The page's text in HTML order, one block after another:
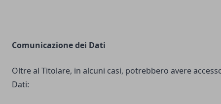
Comunicazione dei Dati
Oltre al Titolare, in alcuni casi, potrebbero avere
Dati: